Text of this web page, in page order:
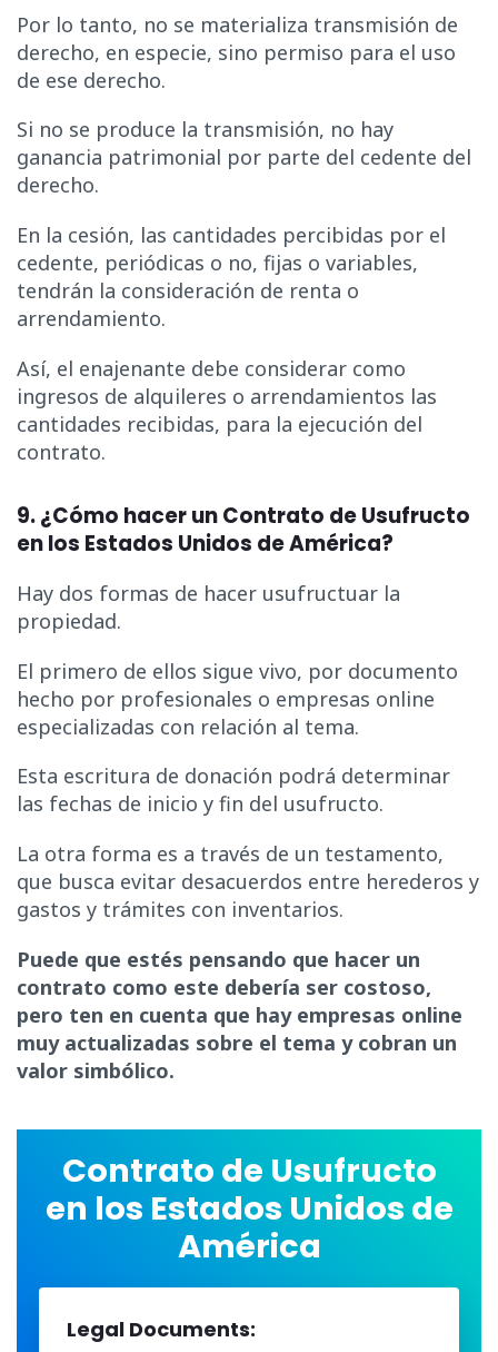
Por lo tanto, no se materializa transmisión de
derecho, en especie, sino permiso para el uso
de ese derecho.
Si no se produce la transmisión, no hay
ganancia patrimonial por parte del cedente del
derecho.
En la cesión, las cantidades percibidas por el
cedente, periódicas o no, fijas o variables,
tendrán la consideración de renta o
arrendamiento.
Así, el enajenante debe considerar como
ingresos de alquileres o arrendamientos las
cantidades recibidas, para la ejecución del
contrato.
9. ¿Cómo hacer un Contrato de Usufructo
en los Estados Unidos de América?
Hay dos formas de hacer usufructuar la
propiedad.
El primero de ellos sigue vivo, por documento
hecho por profesionales o empresas online
especializadas con relación al tema.
Esta escritura de donación podrá determinar
las fechas de inicio y fin del usufructo.
La otra forma es a través de un testamento,
que busca evitar desacuerdos entre herederos y
gastos y trámites con inventarios.
Puede que estés pensando que hacer un
contrato como este debería ser costoso,
pero ten en cuenta que hay empresas online
muy actualizadas sobre el tema y cobran un
valor simbólico.
Contrato de Usufructo
en los Estados Unidos de
América
Legal Documents: